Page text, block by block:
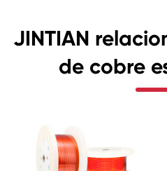
JINTIAN
de cobre